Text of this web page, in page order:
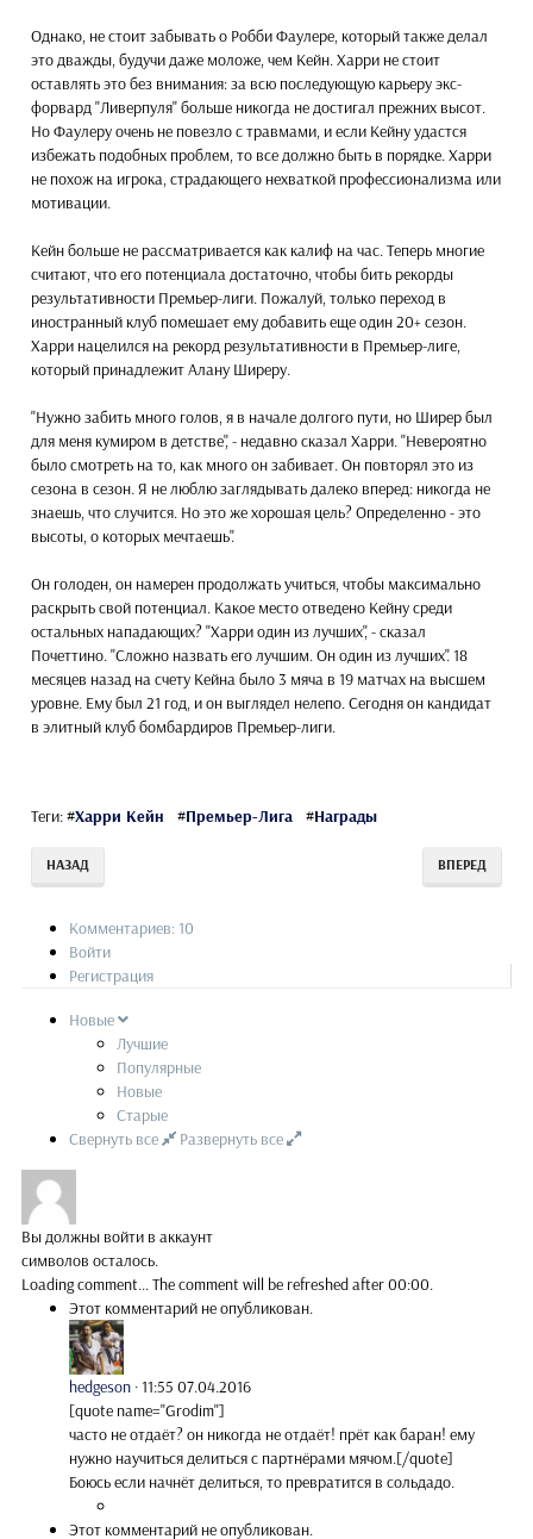
Однако, не стоит забывать о Робби Фаулере, который также делал
это дважды, будучи даже моложе, чем Кейн. Харри не стоит
оставлять это без внимания: за всю последующую карьеру экс-
форвард "Ливерпуля" больше никогда не достигал прежних высот.
Но Фаулеру очень не повезло с травмами, и если Кейну удастся
избежать подобных проблем, то все должно быть в порядке. Харри
не похож на игрока, страдающего нехваткой профессионализма или
мотивации.
Кейн больше не рассматривается как калиф на час. Теперь многие
считают, что его потенциала достаточно, чтобы бить рекорды
результативности Премьер-лиги. Пожалуй, только переход в
иностранный клуб помешает ему добавить еще один 20+ сезон.
Харри нацелился на рекорд результативности в Премьер-лиге,
который принадлежит Алану Ширеру.
"Нужно забить много голов, я в начале долгого пути, но Ширер был
для меня кумиром в детстве", - недавно сказал Харри. "Невероятно
было смотреть на то, как много он забивает. Он повторял это из
сезона в сезон. Я не люблю заглядывать далеко вперед: никогда не
знаешь, что случится. Но это же хорошая цель? Определенно - это
высоты, о которых мечтаешь".
Он голоден, он намерен продолжать учиться, чтобы максимально
раскрыть свой потенциал. Какое место отведено Кейну среди
остальных нападающих? "Харри один из лучших", - сказал
Почеттино. "Сложно назвать его лучшим. Он один из лучших". 18
месяцев назад на счету Кейна было 3 мяча в 19 матчах на высшем
уровне. Ему был 21 год, и он выглядел нелепо. Сегодня он кандидат
в элитный клуб бомбардиров Премьер-лиги.
Теги:#Харри Кейн #Премьер-Лига #Награды
НАЗАД ВПЕРЕД
Комментариев: 10
Войти
Регистрация
Новые
Лучшие
Популярные
Новые
Старые
Свернуть все
Развернуть все
Вы должны войти в аккаунт
символов осталось.
Loading comment...The comment will be refreshed after00:00.
Этот комментарий не опубликован.
hedgeson ·11:55 07.04.2016
[quote name="Grodim"]
часто не отдаёт? он никогда не отдаёт! прёт как баран! ему
нужно научиться делиться с партнёрами мячом.[/quote]
Боюсь если начнёт делиться, то превратится в сольдадо.
Этот комментарий не опубликован.